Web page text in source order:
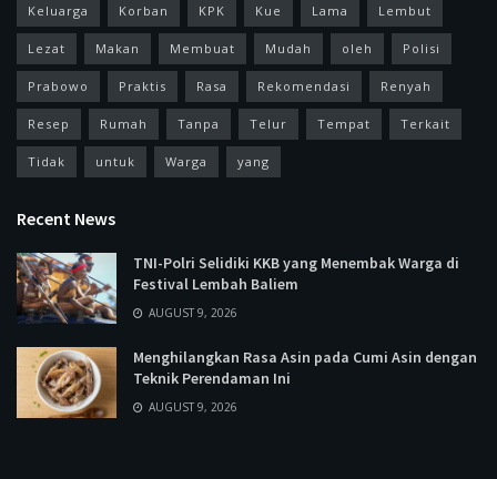
Keluarga Korban KPK Kue Lama Lembut
Lezat Makan Membuat Mudah oleh Polisi
Prabowo Praktis Rasa Rekomendasi Renyah
Resep Rumah Tanpa Telur Tempat Terkait
Tidak untuk Warga yang
Recent News
TNI-Polri Selidiki KKB yang Menembak Warga di
Festival Lembah Baliem
AUGUST 9, 2026
Menghilangkan Rasa Asin pada Cumi Asin dengan
Teknik Perendaman Ini
AUGUST 9, 2026